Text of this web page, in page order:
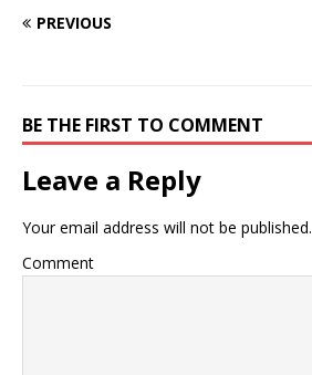
PREVIOUS
BE THE FIRST TO COMMENT
Leave a Reply
Your email address will not be published.
Comment